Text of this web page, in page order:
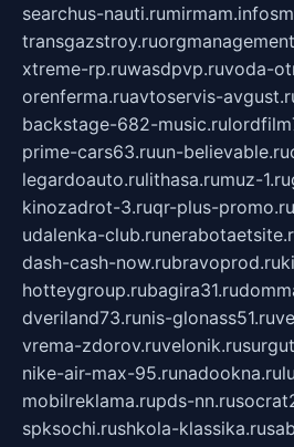
searchus-nauti.rumirmam.info
transgazstroy.ru
xtreme-rp.ruwasdpvp.ruvoda-
orenferma.ruavtoservis-
backstage-682-music.ru
prime-cars63.ruun-believable.ru
legardoauto.rulithasa.rumuz-1.ru
kinozadrot-3.ruqr-plus-promo.ru
udalenka-club.ru
dash-cash-now.rubravoprod.ru
hotteygroup.rubagira31.ru
dveriland73.runis-glonass51.ru
vrema-zdorov.ruvelonik.ru
nike-air-max-95.runadookna.ru
mobilreklama.rupds-nn.ru
spksochi.rushkola-klassika.ru